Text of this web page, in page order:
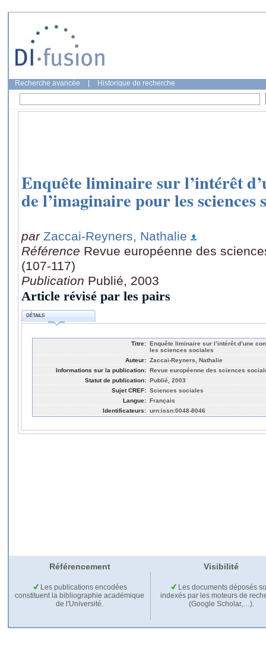
Recherche avancée Historique de recherche
Enquête liminaire sur l’intérêt
de l’imaginaire pour les sciences
par Zaccai-Reyners, Nathalie
Référence Revue européenne des
(107-117)
Publication Publié, 2003
Article révisé par les pairs
DÉTAILS
Titre: Enquête liminaire sur l’intérêt d’une
les sciences sociales
Auteur: Zaccai-Reyners, Nathalie
Informations sur la publication: Revue européenne des sciences
Statut de publication: Publié, 2003
Sujet CREF: Sciences sociales
Langue: Français
Identificateurs: urn:issn:0048-8046
Référencement Visibilité
Les publications encodées
constituent la bibliographie académique
de l'Université.
Les documents déposés
indexés par les moteurs de
(Google Scholar,…).